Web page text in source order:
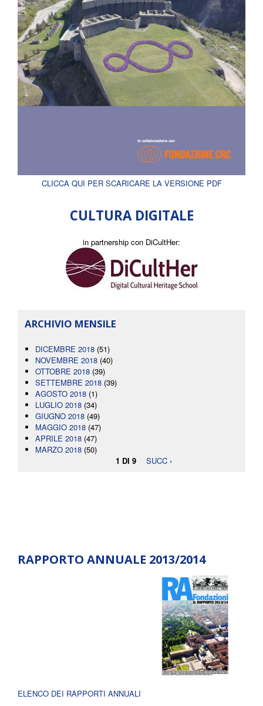
CLICCA QUI PER SCARICARE LA VERSIONE PDF
CULTURA DIGITALE
in partnership con DiCultHer:
ARCHIVIO MENSILE
DICEMBRE 2018 (51)
NOVEMBRE 2018 (40)
OTTOBRE 2018 (39)
SETTEMBRE 2018 (39)
AGOSTO 2018 (1)
LUGLIO 2018 (34)
GIUGNO 2018 (49)
MAGGIO 2018 (47)
APRILE 2018 (47)
MARZO 2018 (50)
1 DI 9
SUCC ›
RAPPORTO ANNUALE 2013/2014
ELENCO DEI RAPPORTI ANNUALI